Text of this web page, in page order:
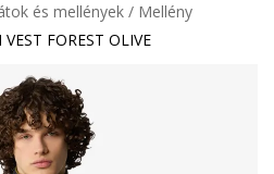
és mellények
Mellény
FOREST OLIVE